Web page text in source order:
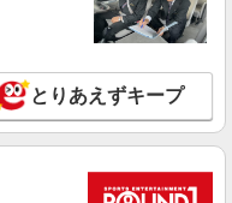
とりあえずキープ